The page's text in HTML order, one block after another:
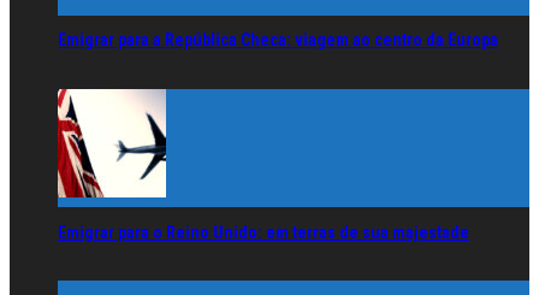
Emigrar para a República Checa: viagem ao centro da Europa
Emigrar para o Reino Unido: em terras de sua majestade